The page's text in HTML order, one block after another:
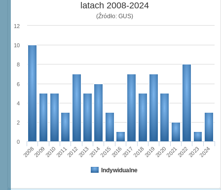
latach 2008-2024
(Źródło: GUS)
Indywidualne
20082009201020112012201320142015201620172018201920202021202220232024
0
2
4
6
8
10
12